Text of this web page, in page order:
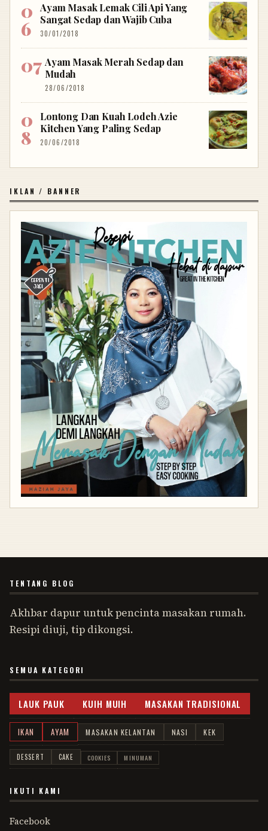
Ayam Masak Lemak Cili Api Yang
Sangat Sedap dan Wajib Cuba
30/01/2018
Ayam Masak Merah Sedap dan
Mudah
28/06/2018
Lontong Dan Kuah Lodeh Azie
Kitchen Yang Paling Sedap
20/06/2018
IKLAN / BANNER
TENTANG BLOG
Akhbar dapur untuk pencinta masakan rumah.
Resipi diuji, tip dikongsi.
SEMUA KATEGORI
LAUK PAUK KUIH MUIH MASAKAN TRADISIONAL
IKAN AYAM MASAKAN KELANTAN NASI KEK
DESSERT CAKE COOKIES MINUMAN
IKUTI KAMI
Facebook